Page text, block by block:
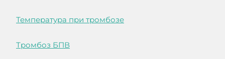
Температура при тромбозе
Тромбоз БПВ